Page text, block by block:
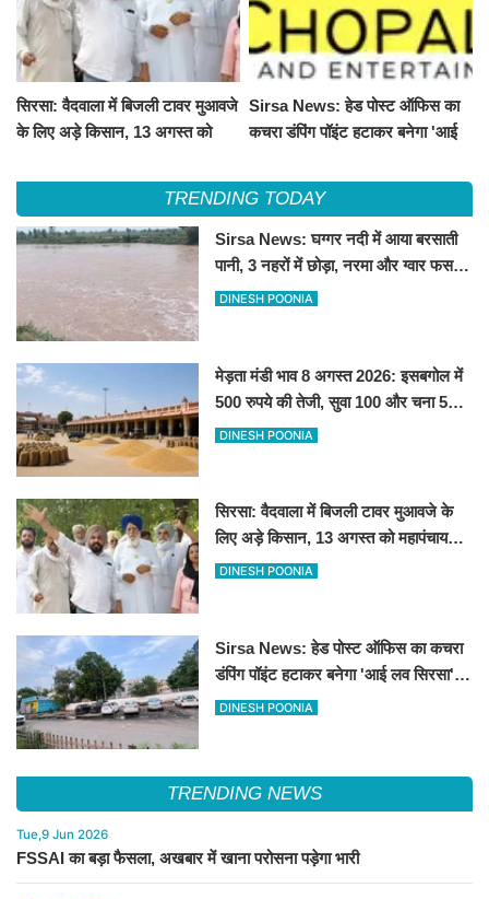
सिरसा: वैदवाला में बिजली टावर मुआवजे
के लिए अड़े किसान, 13 अगस्त को
Sirsa News: हेड पोस्ट ऑफिस का
कचरा डंपिंग पॉइंट हटाकर बनेगा 'आई
TRENDING TODAY
Sirsa News: घग्गर नदी में आया बरसाती
पानी, 3 नहरों में छोड़ा, नरमा और ग्वार फसल
को फायदा
DINESH POONIA
मेड़ता मंडी भाव 8 अगस्त 2026: इसबगोल में
500 रुपये की तेजी, सुवा 100 और चना 50
रूपए मंदे
DINESH POONIA
सिरसा: वैदवाला में बिजली टावर मुआवजे के
लिए अड़े किसान, 13 अगस्त को महापंचायत
का ऐलान
DINESH POONIA
Sirsa News: हेड पोस्ट ऑफिस का कचरा
डंपिंग पॉइंट हटाकर बनेगा 'आई लव सिरसा'
सेल्फी पॉइंट
DINESH POONIA
TRENDING NEWS
Tue,9 Jun 2026
FSSAI का बड़ा फैसला, अखबार में खाना परोसना पड़ेगा भारी